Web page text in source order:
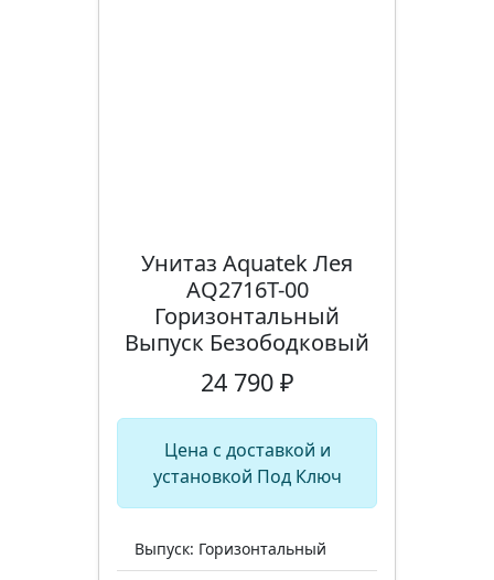
Унитаз Aquatek Лея
AQ2716T-00
Горизонтальный
Выпуск Безободковый
24 790 ₽
Цена с доставкой и
установкой Под Ключ
Выпуск: Горизонтальный